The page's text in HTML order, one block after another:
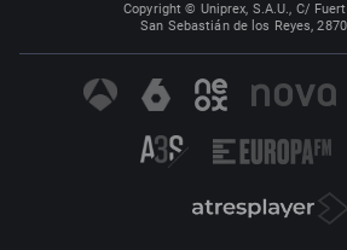
Copyright © Uniprex, S.A.U., C/
San Sebastián de los Reyes,